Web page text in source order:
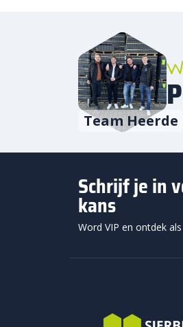
Team Heerde
Schrijf je in
kans
Word VIP en ontdek